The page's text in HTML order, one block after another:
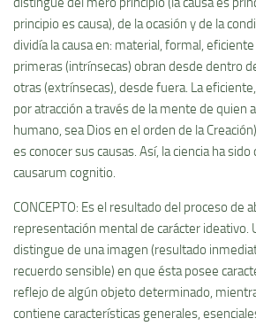
principio es causa), de la ocasión y de la
dividí­a la causa en: material, formal,
primeras (intrí­nsecas) obran desde dentro
otras (extrí­nsecas), desde fuera. La
por atracción a través de la mente de quien
humano, sea Dios en el orden de la
es conocer sus causas. Así­, la ciencia ha
causarum cognitio.
CONCEPTO: Es el resultado del proceso de
representación mental de carácter ideativo.
distingue de una imagen (resultado
recuerdo sensible) en que ésta posee
reflejo de algún objeto determinado,
contiene caracterí­sticas generales,